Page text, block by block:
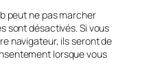
peut ne pas marcher
sont désactivés. Si vous
navigateur, ils seront de
lorsque vous